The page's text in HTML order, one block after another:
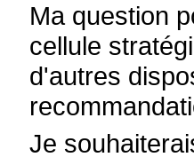
Ma question
cellule
d'autres
Je